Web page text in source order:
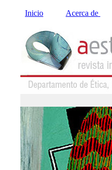
Inicio Acerca de